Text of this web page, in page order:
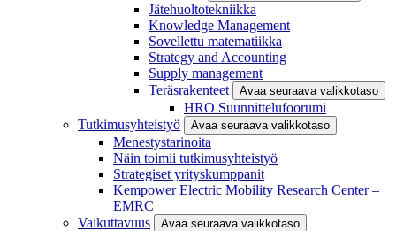
Jätehuoltotekniikka
Knowledge Management
Sovellettu matematiikka
Strategy and Accounting
Supply management
Teräsrakenteet
Avaa seuraava valikkotaso
HRO Suunnittelufoorumi
Tutkimusyhteistyö
Avaa seuraava valikkotaso
Menestystarinoita
Näin toimii tutkimusyhteistyö
Strategiset yrityskumppanit
Kempower Electric Mobility Research Center –
EMRC
Vaikuttavuus
Avaa seuraava valikkotaso